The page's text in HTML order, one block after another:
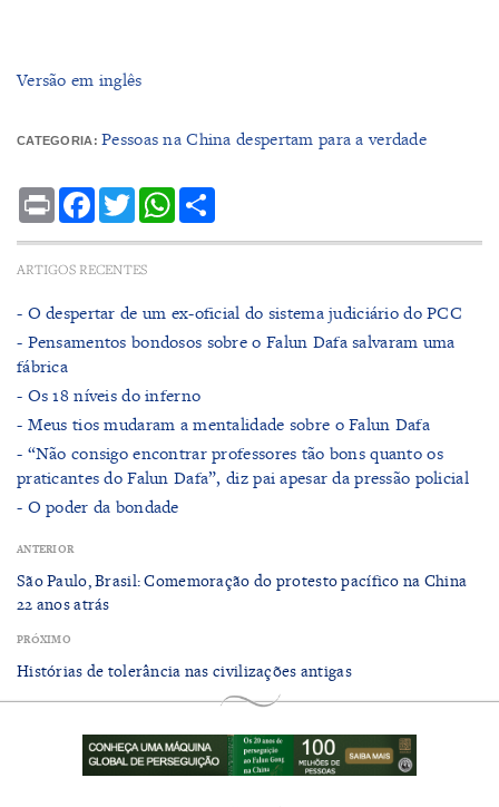
Versão em inglês
CATEGORIA: Pessoas na China despertam para a verdade
Print Facebook
TwitterWhatsApp
ARTIGOS RECENTES
- O despertar de um ex-oficial do sistema judiciário do PCC
- Pensamentos bondosos sobre o Falun Dafa salvaram uma
fábrica
- ​Os 18 níveis do inferno
- ​Meus tios mudaram a mentalidade sobre o Falun Dafa
- “Não consigo encontrar professores tão bons quanto os
praticantes do Falun Dafa”, diz pai apesar da pressão policial
- ​O poder da bondade
ANTERIOR
São Paulo, Brasil: Comemoração do protesto pacífico na China
22 anos atrás
PRÓXIMO
Histórias de tolerância nas civilizações antigas